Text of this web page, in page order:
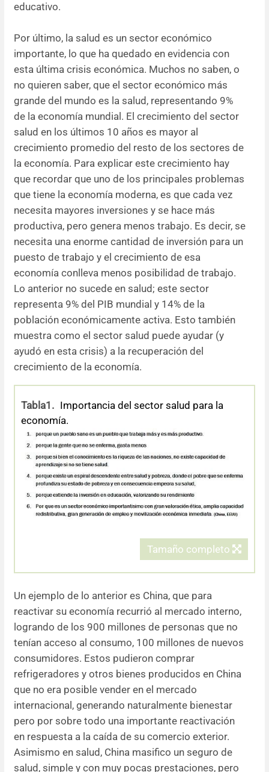
educativo.
Por último, la salud es un sector económico
importante, lo que ha quedado en evidencia con
esta última crisis económica. Muchos no saben, o
no quieren saber, que el sector económico más
grande del mundo es la salud, representando 9%
de la economía mundial. El crecimiento del sector
salud en los últimos 10 años es mayor al
crecimiento promedio del resto de los sectores de
la economía. Para explicar este crecimiento hay
que recordar que uno de los principales problemas
que tiene la economía moderna, es que cada vez
necesita mayores inversiones y se hace más
productiva, pero genera menos trabajo. Es decir, se
necesita una enorme cantidad de inversión para un
puesto de trabajo y el crecimiento de esa
economía conlleva menos posibilidad de trabajo.
Lo anterior no sucede en salud; este sector
representa 9% del PIB mundial y 14% de la
población económicamente activa. Esto también
muestra como el sector salud puede ayudar (y
ayudó en esta crisis) a la recuperación del
crecimiento de la economía.
Tabla1. Importancia del sector salud para la
economía.
Tamaño completo
Un ejemplo de lo anterior es China, que para
reactivar su economía recurrió al mercado interno,
logrando de los 900 millones de personas que no
tenían acceso al consumo, 100 millones de nuevos
consumidores. Estos pudieron comprar
refrigeradores y otros bienes producidos en China
que no era posible vender en el mercado
internacional, generando naturalmente bienestar
pero por sobre todo una importante reactivación
en respuesta a la caída de su comercio exterior.
Asimismo en salud, China masifico un seguro de
salud, simple y con muy pocas prestaciones, pero